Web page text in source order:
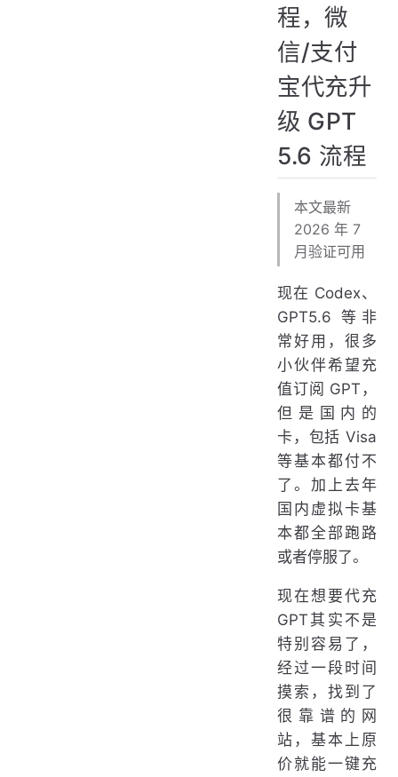
程，微
信/支付
宝代充升
级 GPT
5.6 流程
本文最新
2026 年 7
月验证可用
现在 Codex、
GPT5.6 等非
常好用，很多
小伙伴希望充
值订阅 GPT，
但是国内的
卡，包括 Visa
等基本都付不
了。加上去年
国内虚拟卡基
本都全部跑路
或者停服了。
现在想要代充
GPT其实不是
特别容易了，
经过一段时间
摸索，找到了
很靠谱的网
站，基本上原
价就能一键充